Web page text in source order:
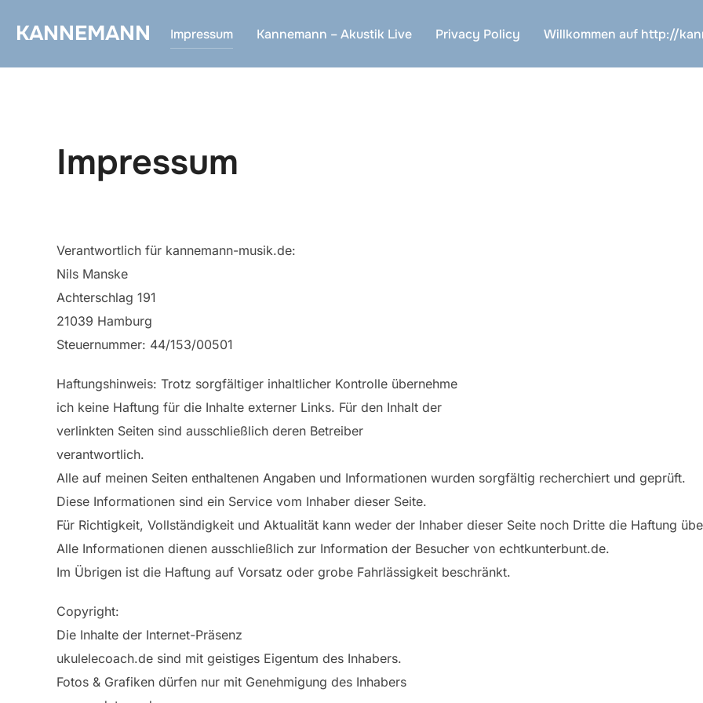
InhaltKANNEMANN Impressum Kannemann – Akustik Live Privacy Policy Willkommen auf http://
Impressum
Verantwortlich für kannemann-musik.de:
Nils Manske
Achterschlag 191
21039 Hamburg
Steuernummer: 44/153/00501
Haftungshinweis: Trotz sorgfältiger inhaltlicher Kontrolle übernehme
ich keine Haftung für die Inhalte externer Links. Für den Inhalt der
verlinkten Seiten sind ausschließlich deren Betreiber
verantwortlich.
Alle auf meinen Seiten enthaltenen Angaben und Informationen wurden sorgfältig recherchiert und geprüft.
Diese Informationen sind ein Service vom Inhaber dieser Seite.
Für Richtigkeit, Vollständigkeit und Aktualität kann weder der Inhaber dieser Seite noch Dritte die Haftung
Alle Informationen dienen ausschließlich zur Information der Besucher von echtkunterbunt.de.
Im Übrigen ist die Haftung auf Vorsatz oder grobe Fahrlässigkeit beschränkt.
Copyright:
Die Inhalte der Internet-Präsenz
ukulelecoach.de sind mit geistiges Eigentum des Inhabers.
Fotos & Grafiken dürfen nur mit Genehmigung des Inhabers